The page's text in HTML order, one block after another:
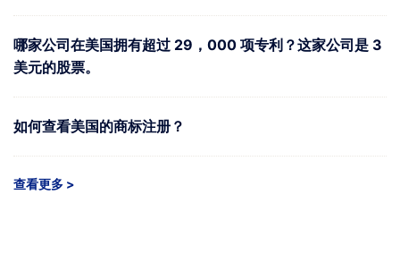
哪家公司在美国拥有超过 29，000 项专利？这家公司是 3
美元的股票。
如何查看美国的商标注册？
查看更多 >